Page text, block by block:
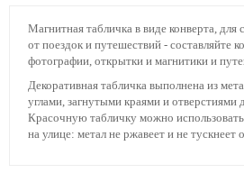
Магнитная табличка в виде конверта, для
от поездок и путешествий - составляйте
фотографии, открытки и магнитики и
Декоративная табличка выполнена из
углами, загнутыми краями и отверстиями
Красочную табличку можно
на улице: метал не ржавеет и не тускнеет